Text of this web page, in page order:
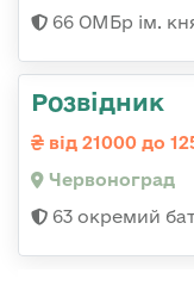
66 ОМБр ім.
Розвідник
від 21000 до
Червоноград
63 окремий